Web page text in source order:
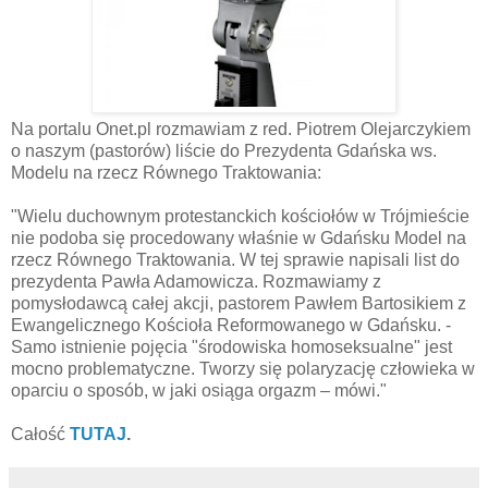
Na portalu Onet.pl rozmawiam z red. Piotrem Olejarczykiem
o naszym (pastorów) liście do Prezydenta Gdańska ws.
Modelu na rzecz Równego Traktowania:
"Wielu duchownym protestanckich kościołów w Trójmieście
nie podoba się procedowany właśnie w Gdańsku Model na
rzecz Równego Traktowania. W tej sprawie napisali list do
prezydenta Pawła Adamowicza. Rozmawiamy z
pomysłodawcą całej akcji, pastorem Pawłem Bartosikiem z
Ewangelicznego Kościoła Reformowanego w Gdańsku. -
Samo istnienie pojęcia "środowiska homoseksualne" jest
mocno problematyczne. Tworzy się polaryzację człowieka w
oparciu o sposób, w jaki osiąga orgazm – mówi."
Całość TUTAJ.